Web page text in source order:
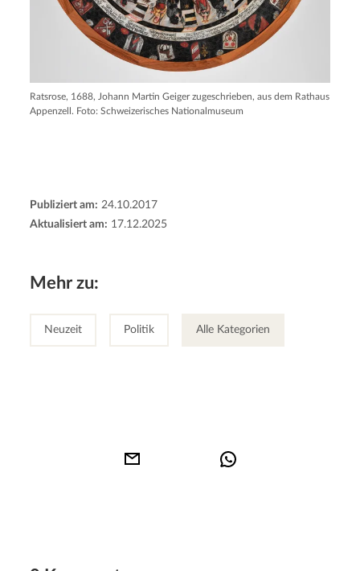
Ratsrose, 1688, Johann Martin Geiger zugeschrieben, aus dem Rathaus
Appenzell. Foto: Schweizerisches Nationalmuseum
Publiziert am: 24.10.2017
Aktualisiert am: 17.12.2025
Mehr zu:
Neuzeit Politik Alle Kategorien